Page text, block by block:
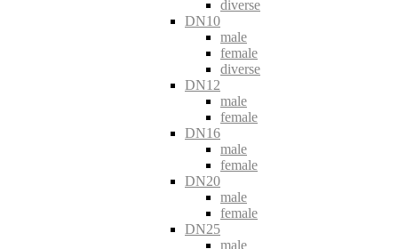
diverse
DN10
male
female
diverse
DN12
male
female
DN16
male
female
DN20
male
female
DN25
male